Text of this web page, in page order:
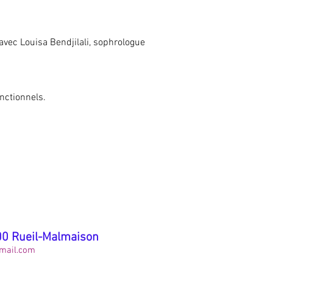
avec Louisa Bendjilali, sophrologue
Rueil-Malmaison